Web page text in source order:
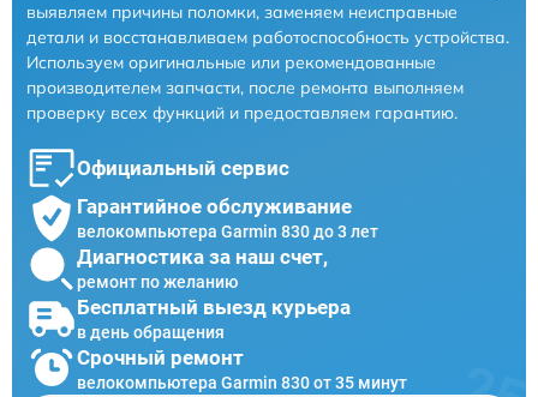
выявляем причины поломки, заменяем неисправные
детали и восстанавливаем работоспособность устройства.
Используем оригинальные или рекомендованные
производителем запчасти, после ремонта выполняем
проверку всех функций и предоставляем гарантию.
Официальный сервис
Гарантийное обслуживание
велокомпьютера Garmin 830 до 3 лет
Диагностика за наш счет,
ремонт по желанию
Бесплатный выезд курьера
в день обращения
Срочный ремонт
велокомпьютера Garmin 830 от 35 минут